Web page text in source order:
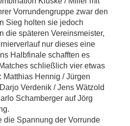
Vorrundengruppe zwar den
Sieg holten sie jedoch
die späteren Vereinsmeister,
nur dieses eine
Halbfinale schafften es
schließlich vier etwas
Matthias Hennig / Jürgen
Verdenik / Jens Wätzold
Schamberger auf Jörg
die Spannung der Vorrunde